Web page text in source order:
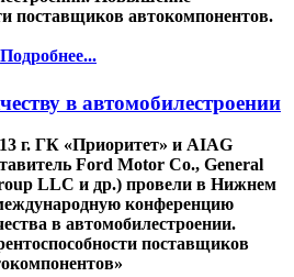
поставщиков автокомпонентов.
Подробнее...
в автомобилестроении
г. ГК «Приоритет» и AIAG
Ford Motor Co., General
LLC и др.) провели в Нижнем
конференцию
в автомобилестроении.
поставщиков